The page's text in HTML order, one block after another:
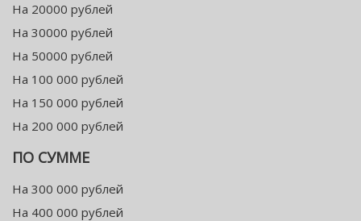
На 20000 рублей
На 30000 рублей
На 50000 рублей
На 100 000 рублей
На 150 000 рублей
На 200 000 рублей
ПО СУММЕ
На 300 000 рублей
На 400 000 рублей